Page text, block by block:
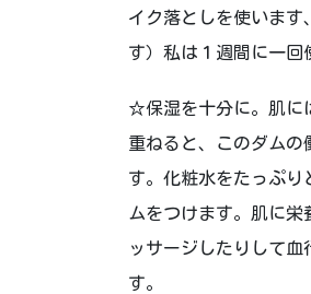
イク落としを使います
す）私は１週間に一回
☆保湿を十分に。肌に
重ねると、このダムの
す。化粧水をたっぷり
ムをつけます。肌に
ッサージしたりして
す。